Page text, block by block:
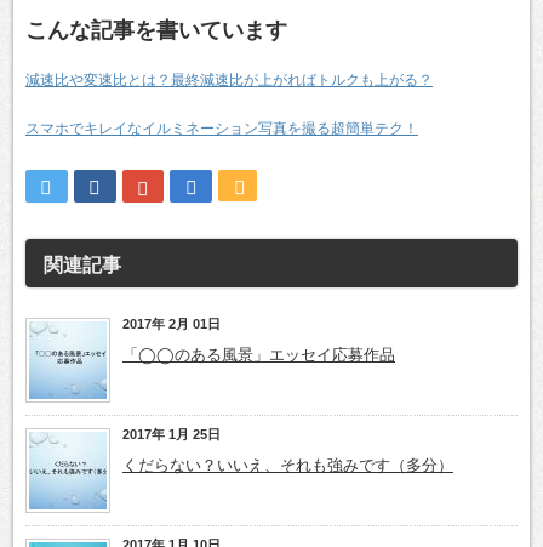
こんな記事を書いています
減速比や変速比とは？最終減速比が上がればトルクも上がる？
スマホでキレイなイルミネーション写真を撮る超簡単テク！
関連記事
2017年 2月 01日
「◯◯のある風景」エッセイ応募作品
2017年 1月 25日
くだらない？いいえ、それも強みです（多分）